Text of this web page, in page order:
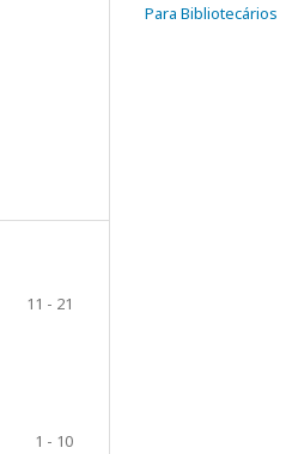
11 - 21
1 - 10
Para Bibliotecários